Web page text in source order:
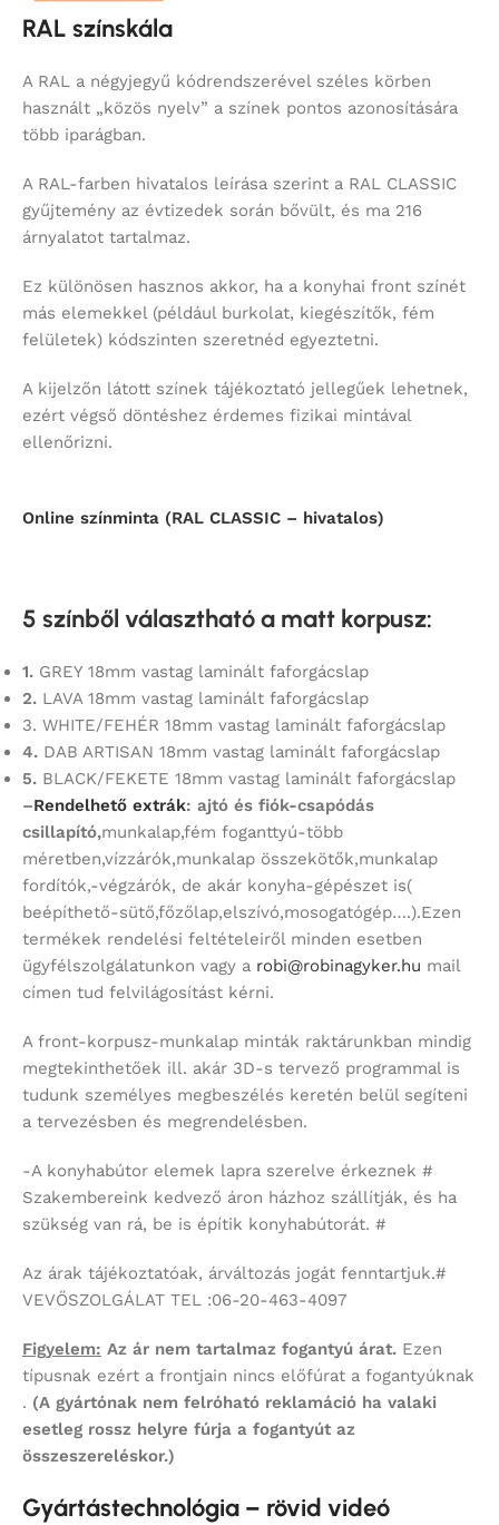
RAL színskála
A RAL a négyjegyű kódrendszerével széles körben
használt „közös nyelv” a színek pontos azonosítására
több iparágban.
A RAL-farben hivatalos leírása szerint a RAL CLASSIC
gyűjtemény az évtizedek során bővült, és ma 216
árnyalatot tartalmaz.
Ez különösen hasznos akkor, ha a konyhai front színét
más elemekkel (például burkolat, kiegészítők, fém
felületek) kódszinten szeretnéd egyeztetni.
A kijelzőn látott színek tájékoztató jellegűek lehetnek,
ezért végső döntéshez érdemes fizikai mintával
ellenőrizni.
Online színminta (RAL CLASSIC – hivatalos)
5 színből választható a matt korpusz:
1. GREY 18mm vastag laminált faforgácslap
2. LAVA 18mm vastag laminált faforgácslap
3. WHITE/FEHÉR 18mm vastag laminált faforgácslap
4. DAB ARTISAN 18mm vastag laminált faforgácslap
5. BLACK/FEKETE 18mm vastag laminált faforgácslap
–Rendelhető extrák: ajtó és fiók-csapódás
csillapító,munkalap,fém foganttyú-több
méretben,vízzárók,munkalap összekötők,munkalap
fordítók,-végzárók, de akár konyha-gépészet is(
beépíthető-sütő,főzőlap,elszívó,mosogatógép….).Ezen
termékek rendelési feltételeiről minden esetben
ügyfélszolgálatunkon vagy a robi@robinagyker.hu mail
címen tud felvilágosítást kérni.
A front-korpusz-munkalap minták raktárunkban mindig
megtekinthetőek ill. akár 3D-s tervező programmal is
tudunk személyes megbeszélés keretén belül segíteni
a tervezésben és megrendelésben.
-A konyhabútor elemek lapra szerelve érkeznek #
Szakembereink kedvező áron házhoz szállítják, és ha
szükség van rá, be is építik konyhabútorát. #
Az árak tájékoztatóak, árváltozás jogát fenntartjuk.#
VEVŐSZOLGÁLAT TEL :06-20-463-4097
Figyelem: Az ár nem tartalmaz fogantyú árat. Ezen
típusnak ezért a frontjain nincs előfúrat a fogantyúknak
. (A gyártónak nem felróható reklamáció ha valaki
esetleg rossz helyre fúrja a fogantyút az
összeszereléskor.)
Gyártástechnológia – rövid videó